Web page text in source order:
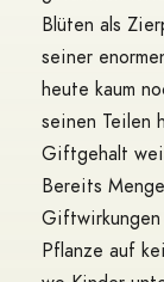
Blüten als
seiner
heute kaum
seinen Teilen
Giftgehalt
Bereits
Pflanze auf